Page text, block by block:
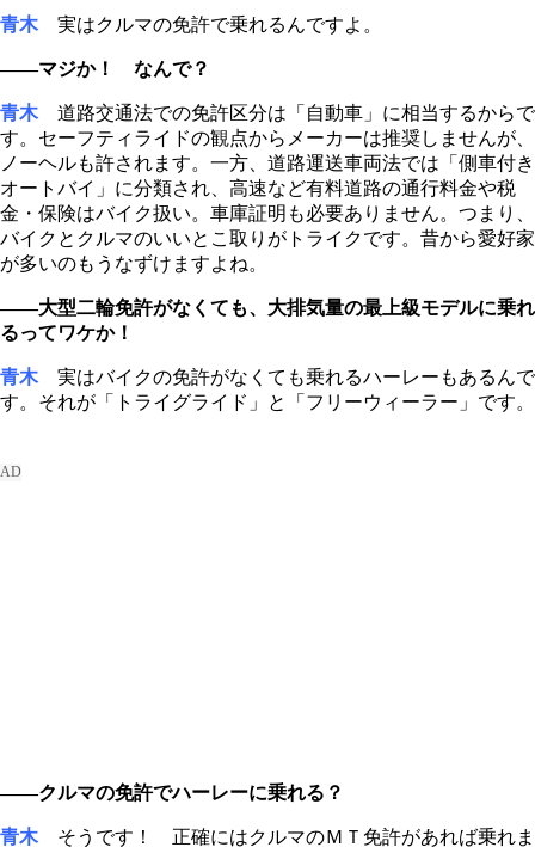
青木実はクルマの免許で乗れるんですよ。
――マジか！ なんで？
青木道路交通法での免許区分は「自動車」に相当するからで
す。セーフティライドの観点からメーカーは推奨しませんが、
ノーヘルも許されます。一方、道路運送車両法では「側車付き
オートバイ」に分類され、高速など有料道路の通行料金や税
金・保険はバイク扱い。車庫証明も必要ありません。つまり、
バイクとクルマのいいとこ取りがトライクです。昔から愛好家
が多いのもうなずけますよね。
――大型二輪免許がなくても、大排気量の最上級モデルに乗れ
るってワケか！
青木実はバイクの免許がなくても乗れるハーレーもあるんで
す。それが「トライグライド」と「フリーウィーラー」です。
――クルマの免許でハーレーに乗れる？
青木そうです！ 正確にはクルマのＭＴ免許があれば乗れま